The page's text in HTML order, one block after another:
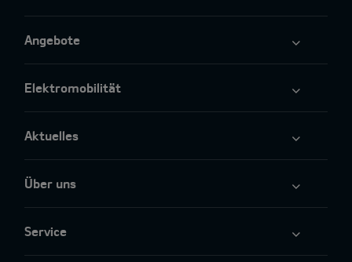
Angebote
Elektromobilität
Aktuelles
Über uns
Service